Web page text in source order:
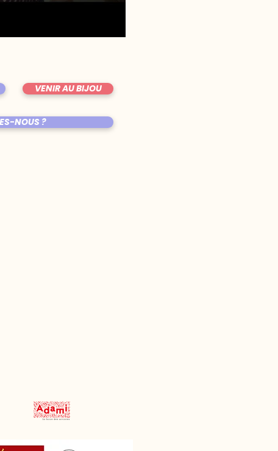
VENIR AU BIJOU
NOUS ?